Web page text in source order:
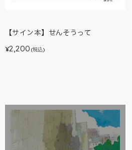
【サイン本】せんそうって
¥2,200 (税込)